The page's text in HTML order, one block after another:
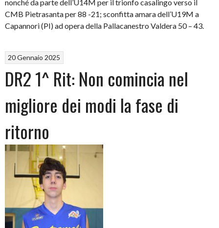
nonché da parte dell’U14M per il trionfo casalingo verso il
CMB Pietrasanta per 88 -21; sconfitta amara dell’U19M a
Capannori (PI) ad opera della Pallacanestro Valdera 50 – 43.
20 Gennaio 2025
DR2 1^ Rit: Non comincia nel
migliore dei modi la fase di
ritorno